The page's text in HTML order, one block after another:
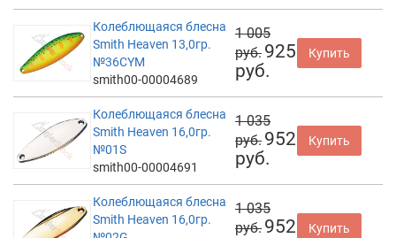
Колеблющаяся блесна
Smith Heaven 13,0гр.
№36CYM
smith00-00004689
1 005
руб. 925
руб.
Купить
Колеблющаяся блесна
Smith Heaven 16,0гр.
№01S
smith00-00004691
1 035
руб. 952
руб.
Купить
Колеблющаяся блесна
Smith Heaven 16,0гр.
1 035
руб. 952
Купить